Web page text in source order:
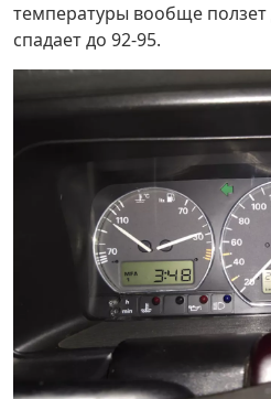
температуры вообще
спадает до 92-95.